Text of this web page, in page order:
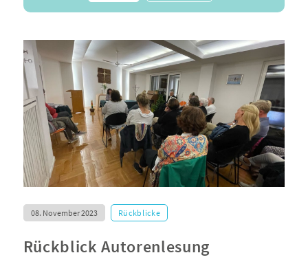
08. November 2023 Rückblicke
Rückblick Autorenlesung